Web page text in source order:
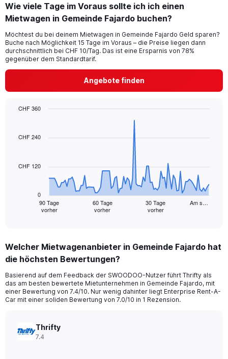
Wie viele Tage im Voraus sollte ich ich einen
Mietwagen in Gemeinde Fajardo buchen?
Möchtest du bei deinem Mietwagen in Gemeinde Fajardo Geld sparen?
Buche nach Möglichkeit 15 Tage im Voraus – die Preise liegen dann
durchschnittlich bei CHF 10/Tag. Das ist eine Ersparnis von 78%
gegenüber dem Standardtarif.
Angebote finden
91
Range:
91
The
chart
has
axis
displaying
90 Tage
vorher
60 Tage
vorher
30 Tage
vorher
Am s…
0
CHF 120
CHF 240
CHF 360
Welcher Mietwagenanbieter in Gemeinde Fajardo hat
die höchsten Bewertungen?
Basierend auf dem Feedback der SWOODOO-Nutzer führt Thrifty als
das am besten bewertete Mietunternehmen in Gemeinde Fajardo, mit
einer Bewertung von 7.4/10. Nur wenig dahinter liegt Enterprise Rent-A-
Car mit einer soliden Bewertung von 7.0/10 in 1 Rezension.
Thrifty
7.4